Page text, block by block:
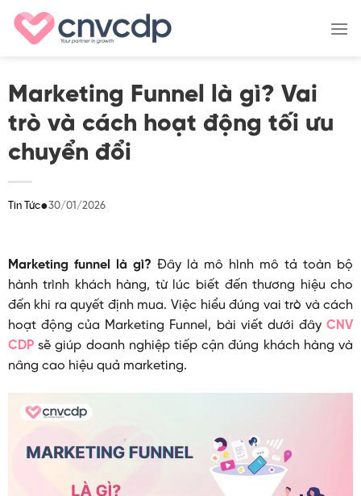
Skip
Marketing Funnel là gì? Vai
trò và cách hoạt động tối ưu
chuyển đổi
Tin Tức●30/01/2026
Marketing funnel là gì? Đây là mô hình mô tả toàn bộ
hành trình khách hàng, từ lúc biết đến thương hiệu cho
đến khi ra quyết định mua. Việc hiểu đúng vai trò và cách
hoạt động của Marketing Funnel, bài viết dưới đâyCNV
CDPsẽ giúp doanh nghiệp tiếp cận đúng khách hàng và
nâng cao hiệu quả marketing.